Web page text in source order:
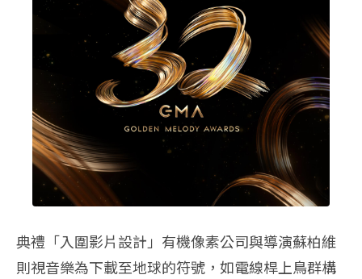
典禮「入圍影片設計」有機像素公司與導演蘇柏維
則視音樂為下載至地球的符號，如電線桿上鳥群構